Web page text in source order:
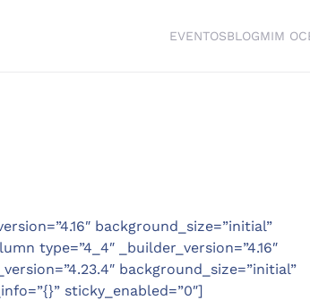
EVENTOSBLOGMIM
background_size=”initial”
type=”4_4″ _builder_version=”4.16″
background_size=”initial”
sticky_enabled=”0″]